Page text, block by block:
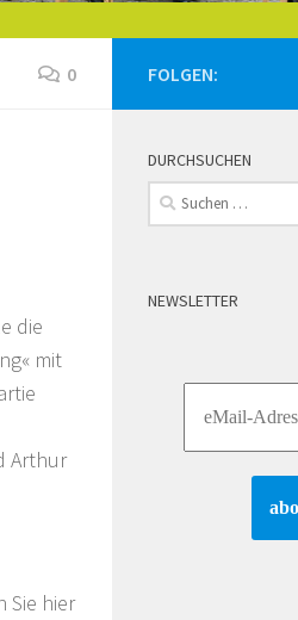
0
die
mit
Arthur
Sie hier
FOLGEN:
DURCHSUCHEN
Suchen
nach:
NEWSLETTER